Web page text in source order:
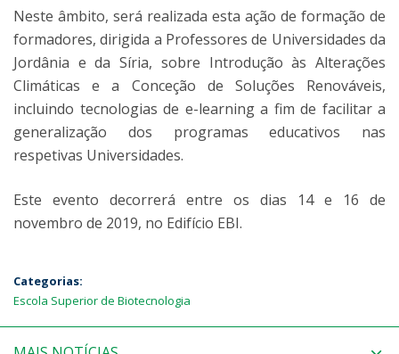
Neste âmbito, será realizada esta ação de formação de
formadores, dirigida a Professores de Universidades da
Jordânia e da Síria, sobre Introdução às Alterações
Climáticas e a Conceção de Soluções Renováveis,
incluindo tecnologias de e-learning a fim de facilitar a
generalização dos programas educativos nas
respetivas Universidades.
Este evento decorrerá entre os dias 14 e 16 de
novembro de 2019, no Edifício EBI.
Categorias:
Escola Superior de Biotecnologia